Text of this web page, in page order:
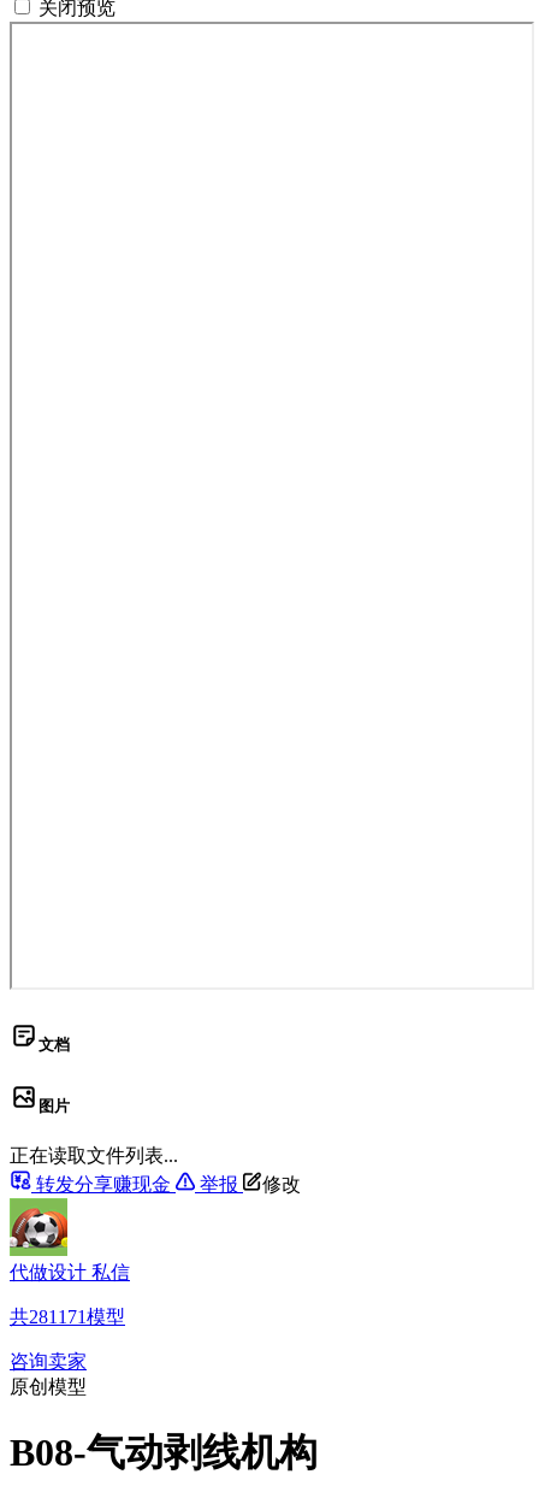
关闭预览
文档
图片
正在读取文件列表...
转发分享赚现金
举报 修改
代做设计 私信
共281171模型
咨询卖家
原创模型
B08-气动剥线机构